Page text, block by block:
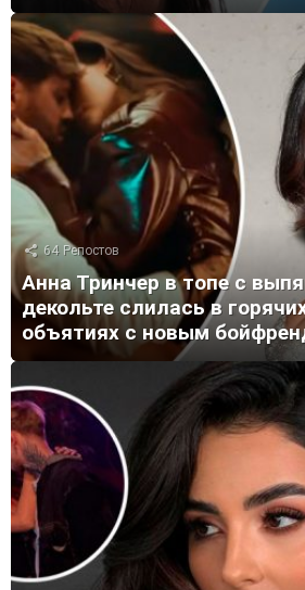
64 Репостов
Анна Тринчер в топе с
декольте слилась в
объятиях с новым